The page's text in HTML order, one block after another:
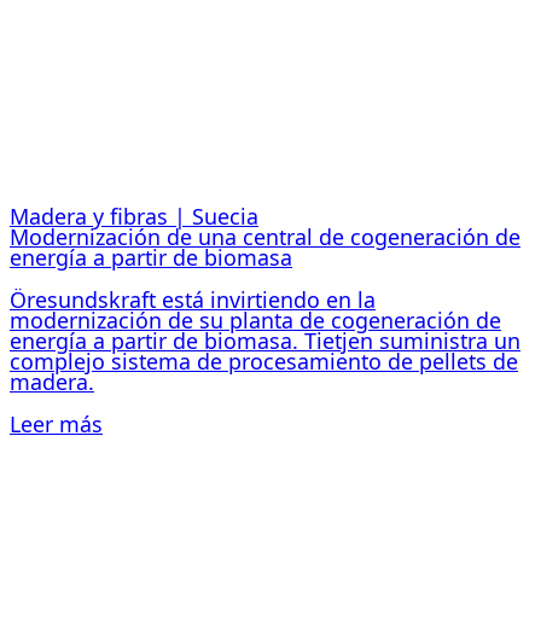
Madera y fibras | Suecia
Modernización de una central de cogeneración de
energía a partir de biomasa
Öresundskraft está invirtiendo en la
modernización de su planta de cogeneración de
energía a partir de biomasa. Tietjen suministra un
complejo sistema de procesamiento de pellets de
madera.
Leer más